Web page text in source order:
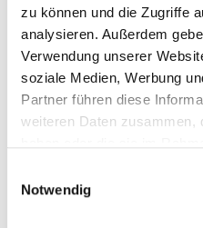
zu können und die Zugriffe
analysieren. Außerdem
Verwendung unserer
soziale Medien, Werbung
Partner führen diese
weiteren Daten zusammen,
Notwendig
Suchen nach
Finden